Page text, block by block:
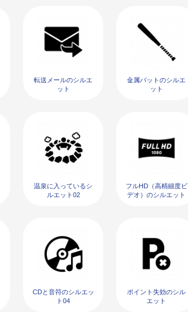
転送メールのシルエ
ット
金属バットのシルエ
ット
温泉に入っているシ
ルエット02
フルHD（高精細度ビ
デオ）のシルエット
CDと音符のシルエッ
ト04
ポイント失効のシル
エット